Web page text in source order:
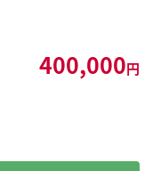
400,000円